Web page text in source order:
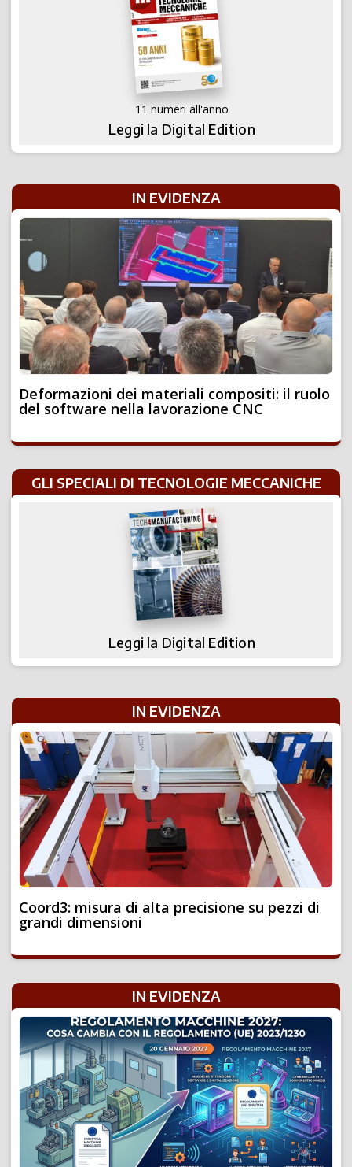
11 numeri all'anno
Leggi la Digital Edition
IN EVIDENZA
Deformazioni dei materiali compositi: il ruolo
del software nella lavorazione CNC
GLI SPECIALI DI TECNOLOGIE MECCANICHE
Leggi la Digital Edition
IN EVIDENZA
Coord3: misura di alta precisione su pezzi di
grandi dimensioni
IN EVIDENZA